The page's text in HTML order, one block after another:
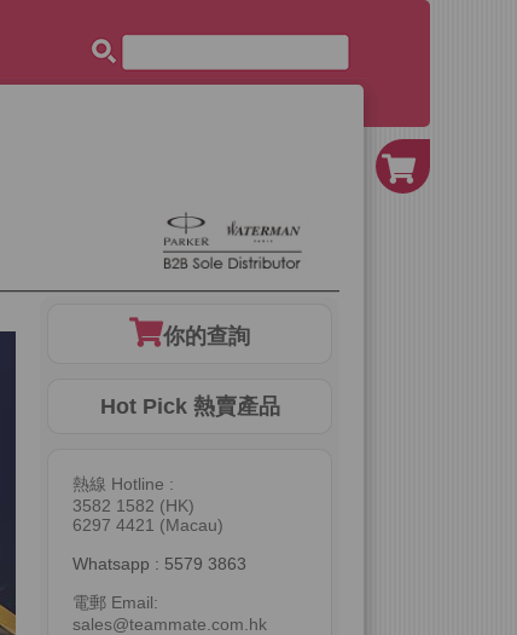
你的查詢
Hot Pick 熱賣產品
熱線 Hotline :
3582 1582 (HK)
6297 4421 (Macau)
Whatsapp : 5579 3863
電郵 Email:
sales@teammate.com.hk